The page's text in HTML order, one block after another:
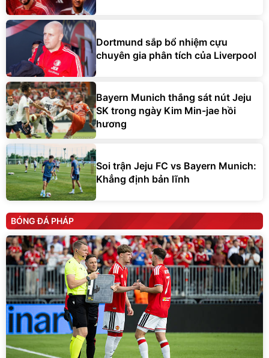
Dortmund sắp bổ nhiệm cựu
chuyên gia phân tích của Liverpool
Bayern Munich thắng sát nút Jeju
SK trong ngày Kim Min-jae hồi
hương
Soi trận Jeju FC vs Bayern Munich:
Khẳng định bản lĩnh
BÓNG ĐÁ PHÁP